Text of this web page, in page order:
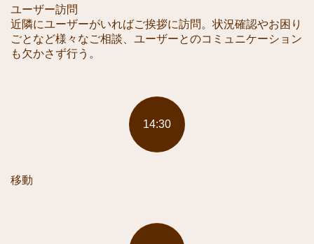
ユーザー訪問
近隣にユーザーがいればご挨拶に訪問。状況確認やお困り
ごとなど様々なご相談、ユーザーとのコミュニケーション
も欠かさず行う。
14:30
移動